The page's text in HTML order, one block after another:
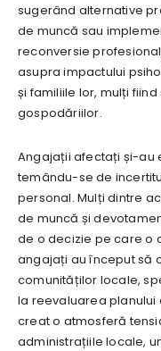
sugerând alternative
de muncă sau
reconversie
asupra impactului
și familiile lor, mulți
gospodăriilor.
Angajații afectați și-au
temându-se de
personal. Mulți dintre
de muncă și
de o decizie pe care o
angajați au început să
comunităților locale,
la reevaluarea
creat o atmosferă
administrațiile locale,